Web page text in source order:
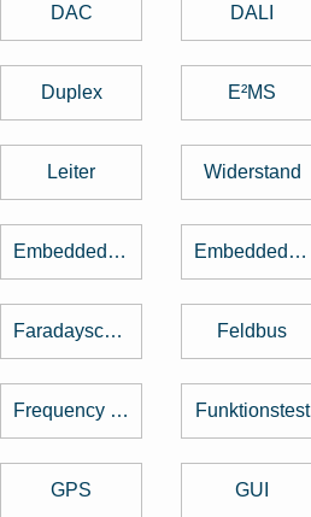
DAC DALI
Duplex E²MS
Leiter Widerstand
Embedded Software Embedded System
Faradayscher Käfig Feldbus
Frequency Hopping Funktionstest
GPS GUI